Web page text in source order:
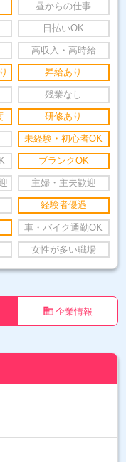
昼からの仕事
日払いOK
高収入・高時給
昇給あり
残業なし
研修あり
未経験・初心者OK
ブランクOK
主婦・主夫歓迎
経験者優遇
車・バイク通勤OK
女性が多い職場
business 企業情報